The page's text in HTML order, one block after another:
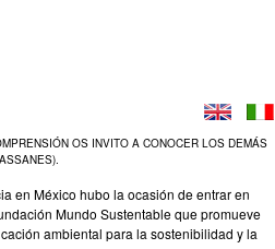
OS INVITO A CONOCER LOS DEMÁS
en México hubo la ocasión de entrar en
Mundo Sustentable que promueve
ambiental para la sostenibilidad y la